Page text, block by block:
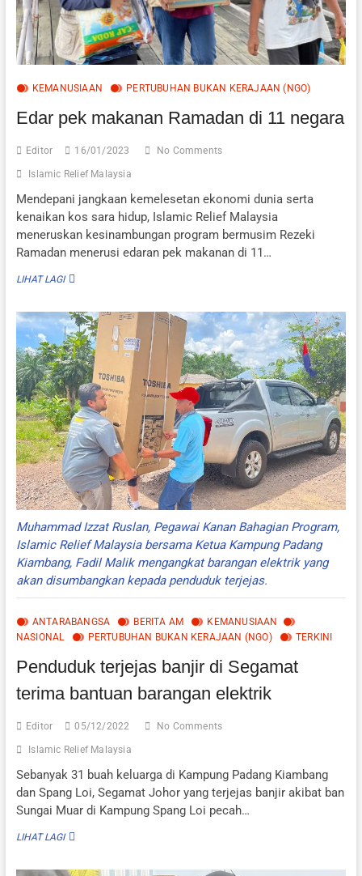
KEMANUSIAAN PERTUBUHAN BUKAN KERAJAAN (NGO)
Edar pek makanan Ramadan di 11 negara
Editor 16/01/2023 No Comments
Islamic Relief Malaysia
Mendepani jangkaan kemelesetan ekonomi dunia serta
kenaikan kos sara hidup, Islamic Relief Malaysia
meneruskan kesinambungan program bermusim Rezeki
Ramadan menerusi edaran pek makanan di 11…
LIHAT LAGIEDAR
RAMADAN
DI
11
NEGARA
Muhammad Izzat Ruslan, Pegawai Kanan Bahagian Program,
Islamic Relief Malaysia bersama Ketua Kampung Padang
Kiambang, Fadil Malik mengangkat barangan elektrik yang
akan disumbangkan kepada penduduk terjejas.
ANTARABANGSA BERITA AM
KEMANUSIAAN
NASIONAL
PERTUBUHAN BUKAN KERAJAAN (NGO) TERKINI
Penduduk terjejas banjir di Segamat
terima bantuan barangan elektrik
Editor 05/12/2022 No Comments
Islamic Relief Malaysia
Sebanyak 31 buah keluarga di Kampung Padang Kiambang
dan Spang Loi, Segamat Johor yang terjejas banjir akibat ban
Sungai Muar di Kampung Spang Loi pecah…
LIHAT LAGIPENDUDUK